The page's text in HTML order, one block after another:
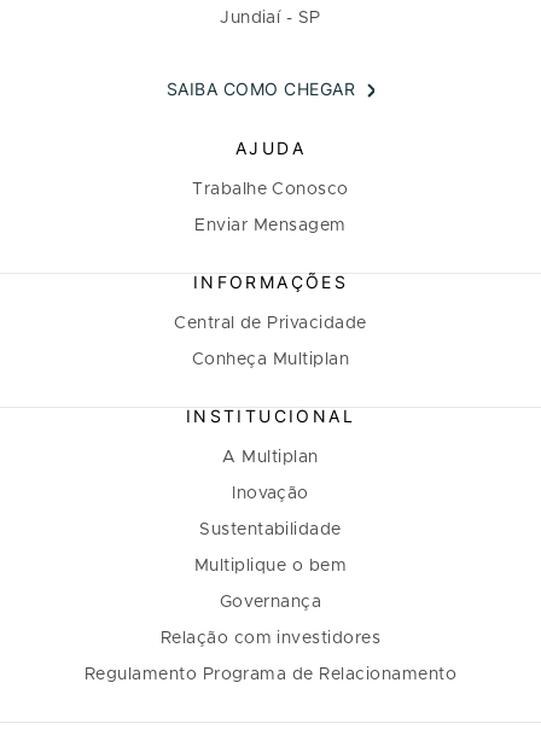
Jundiaí - SP
SAIBA COMO CHEGAR
AJUDA
Trabalhe Conosco
Enviar Mensagem
INFORMAÇÕES
Central de Privacidade
Conheça Multiplan
INSTITUCIONAL
A Multiplan
Inovação
Sustentabilidade
Multiplique o bem
Governança
Relação com investidores
Regulamento Programa de Relacionamento